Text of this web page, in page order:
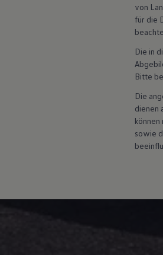
von
für die
Die in
Bitte
Die
dienen
sowie